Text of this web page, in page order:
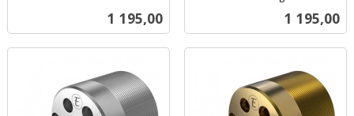
Pris
1 195,00 Pris
1 195,00